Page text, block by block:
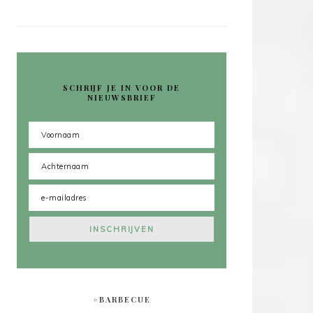
SCHRIJF JE IN VOOR DE
NIEUWSBRIEF
#BARBECUE